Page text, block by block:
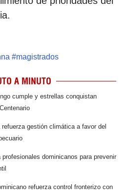
#magistrados
A MINUTO
cumple y estrellas conquistan
refuerza gestión climática a favor del
profesionales dominicanos para prevenir
refuerza control fronterizo con